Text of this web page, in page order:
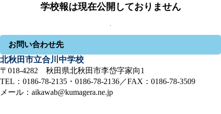
学校報は現在公開しておりません
お問い合わせ先
北秋田市立合川中学校
〒018-4282 秋田県北秋田市李岱字家向1
TEL：0186-78-2135・0186-78-2136／FAX：0186-78-3509
メール：aikawab@kumagera.ne.jp